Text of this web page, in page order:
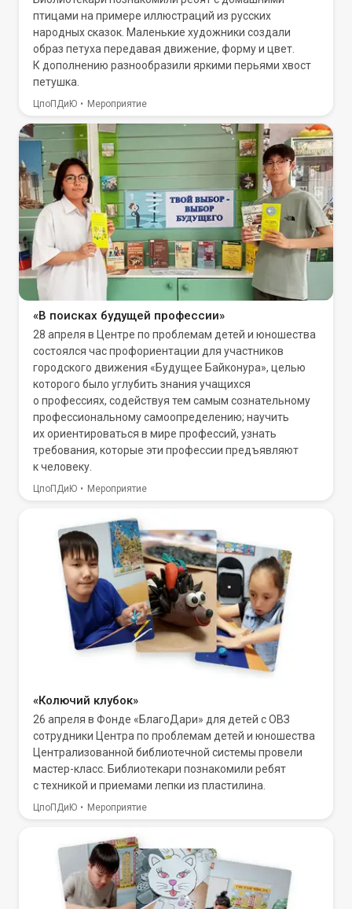
птицами на примере иллюстраций из русских
народных сказок. Маленькие художники создали
образ петуха передавая движение, форму и цвет.
К дополнению разнообразили яркими перьями хвост
петушка.
ЦпоПДиЮ Мероприятие
«В поисках будущей профессии»
28 апреля в Центре по проблемам детей и юношества
состоялся час профориентации для участников
городского движения «Будущее Байконура», целью
которого было углубить знания учащихся
о профессиях, содействуя тем самым сознательному
профессиональному самоопределению; научить
их ориентироваться в мире профессий, узнать
требования, которые эти профессии предъявляют
к человеку.
ЦпоПДиЮ Мероприятие
«Колючий клубок»
26 апреля в Фонде «БлагоДари» для детей с ОВЗ
сотрудники Центра по проблемам детей и юношества
Централизованной библиотечной системы провели
мастер-класс. Библиотекари познакомили ребят
с техникой и приемами лепки из пластилина.
ЦпоПДиЮ Мероприятие